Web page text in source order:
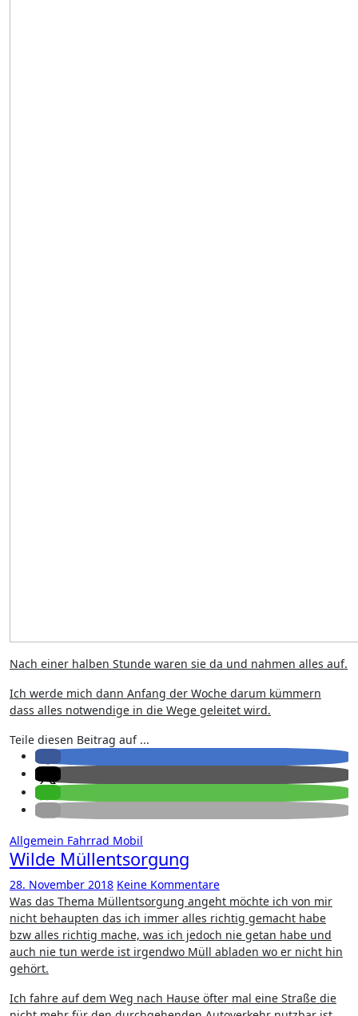
Nach einer halben Stunde waren sie da und nahmen alles auf.
Ich werde mich dann Anfang der Woche darum kümmern
dass alles notwendige in die Wege geleitet wird.
Teile diesen Beitrag auf ...
Allgemein Fahrrad Mobil
Wilde Müllentsorgung
28. November 2018 Keine Kommentare
Was das Thema Müllentsorgung angeht möchte ich von mir
nicht behaupten das ich immer alles richtig gemacht habe
bzw alles richtig mache, was ich jedoch nie getan habe und
auch nie tun werde ist irgendwo Müll abladen wo er nicht hin
gehört.
Ich fahre auf dem Weg nach Hause öfter mal eine Straße die